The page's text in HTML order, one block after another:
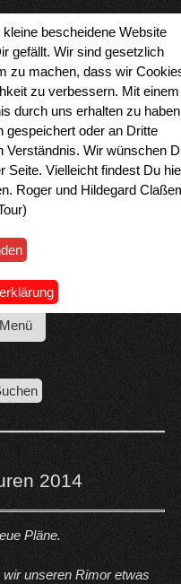
Roger & Hilde
2014
Pläne.
unseren Rimor etwas
bescheidene Website
gefällt. Wir sind gesetzlich
zu machen, dass wir
zu verbessern. Mit einem
durch uns erhalten zu
gespeichert oder an Dritte
Verständnis. Wir wünschen
Seite. Vielleicht findest Du
Roger und Hildegard